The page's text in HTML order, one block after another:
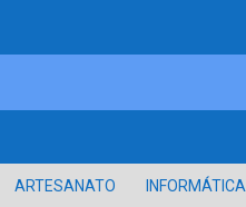
ARTESANATO INFORMÁTICA